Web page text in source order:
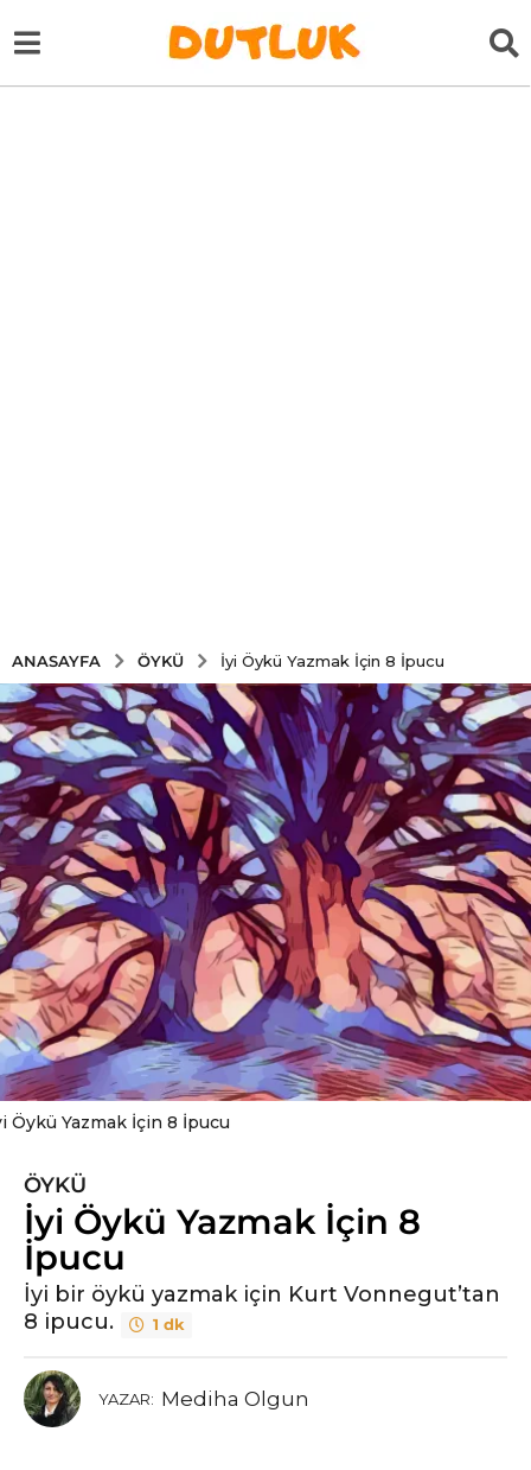
ANASAYFA ÖYKÜ İyi Öykü Yazmak İçin 8 İpucu
Öykü Yazmak İçin 8 İpucu
6
y
ı
l
ö
n
e
6
ÖYKÜ
İyi Öykü Yazmak İçin 8
İpucu
İyi bir öykü yazmak için Kurt Vonnegut’tan
8 ipucu.
1 dk
YAZAR: Mediha Olgun